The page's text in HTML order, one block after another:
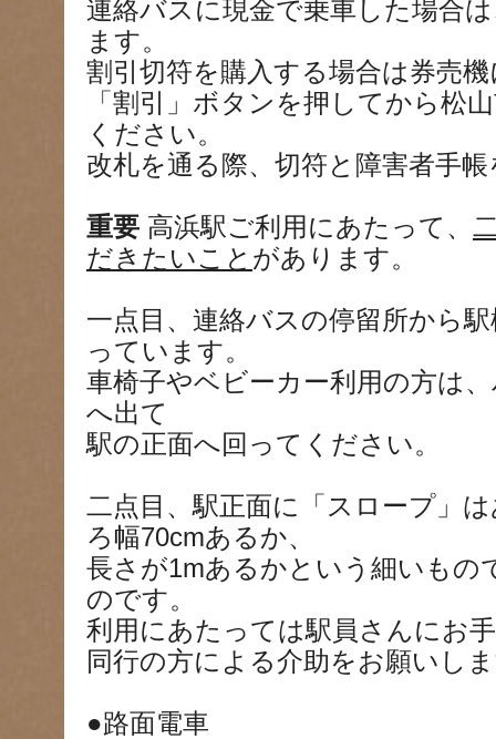
連絡バスに現金で乗車した場合
ます。
割引切符を購入する場合は券売
「割引」ボタンを押してから松
ください。
改札を通る際、切符と障害者手
重要 高浜駅ご利用にあたって、
だきたいこと があります。
一点目、連絡バスの停留所から
っています。
車椅子やベビーカー利用の方は
へ出て
駅の正面へ回ってください。
二点目、駅正面に「スロープ」
ろ幅70cmあるか、
長さが1mあるかという細いもの
のです。
利用にあたっては駅員さんにお
同行の方による介助をお願いし
●路面電車